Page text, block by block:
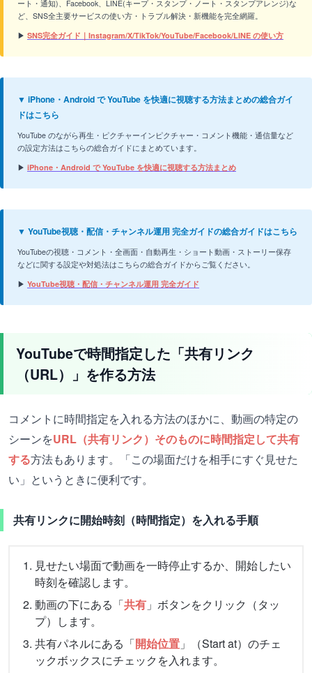
ート・通知)、Facebook、LINE(キープ・スタンプ・ノート・スタンプアレンジ)な
ど、SNS全主要サービスの使い方・トラブル解決・新機能を完全網羅。
▶ SNS完全ガイド｜Instagram/X/TikTok/YouTube/Facebook/LINE の使い方
▼ iPhone・Android で YouTube を快適に視聴する方法まとめの総合ガイ
ドはこちら
YouTube のながら再生・ピクチャーインピクチャー・コメント機能・通信量など
の設定方法はこちらの総合ガイドにまとめています。
▶ iPhone・Android で YouTube を快適に視聴する方法まとめ
▼ YouTube視聴・配信・チャンネル運用 完全ガイドの総合ガイドはこちら
YouTubeの視聴・コメント・全画面・自動再生・ショート動画・ストーリー保存
などに関する設定や対処法はこちらの総合ガイドからご覧ください。
▶ YouTube視聴・配信・チャンネル運用 完全ガイド
YouTubeで時間指定した「共有リンク
（URL）」を作る方法
コメントに時間指定を入れる方法のほかに、動画の特定の
シーンをURL（共有リンク）そのものに時間指定して共有
する方法もあります。「この場面だけを相手にすぐ見せた
い」というときに便利です。
共有リンクに開始時刻（時間指定）を入れる手順
見せたい場面で動画を一時停止するか、開始したい
時刻を確認します。
動画の下にある「共有 」ボタンをクリック（タッ
プ）します。
共有パネルにある「開始位置 」（Start at）のチェ
ックボックスにチェックを入れます。